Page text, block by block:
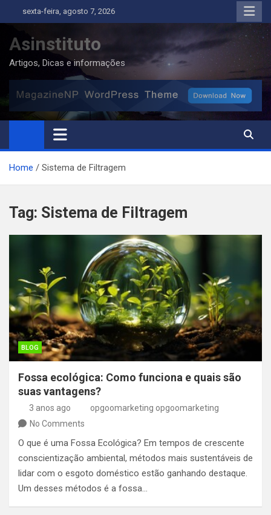
to
content
sexta-feira, agosto 7, 2026
Asinstituto
Artigos, Dicas e informações
Home Sistema de Filtragem
Tag: Sistema de Filtragem
BLOG
Fossa ecológica: Como funciona e quais são
suas vantagens?
3 anos ago
opgoomarketing opgoomarketing
No Comments
O que é uma Fossa Ecológica? Em tempos de crescente
conscientização ambiental, métodos mais sustentáveis de
lidar com o esgoto doméstico estão ganhando destaque.
Um desses métodos é a fossa…